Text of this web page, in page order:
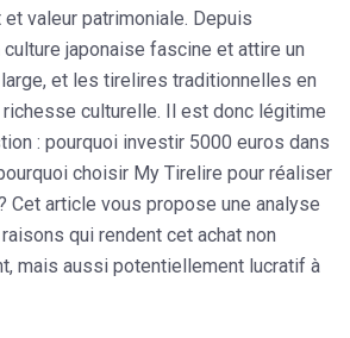
valeur patrimoniale. Depuis
japonaise fascine et attire un
et les tirelires traditionnelles en
culturelle. Il est donc légitime
: pourquoi investir 5000 euros dans
choisir My Tirelire pour réaliser
Cet article vous propose une analyse
qui rendent cet achat non
mais aussi potentiellement lucratif à